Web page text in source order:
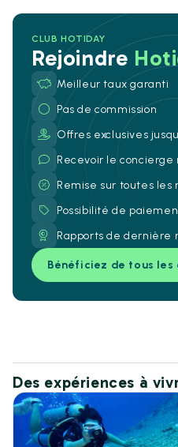
CLUB HOTIDAY
Rejoindre
Meilleur taux garanti
Pas de commission
Offres exclusives
Recevoir le
Remise sur toutes les
Possibilité de
Rapports de dernière
Bénéficiez de tous les
Des expériences à